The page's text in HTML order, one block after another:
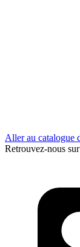
Aller au catalogue
Retrouvez-nous